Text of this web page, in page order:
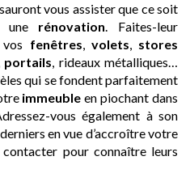
sauront vous assister que ce soit
une rénovation. Faites-leur
fenêtres, volets, stores
portails, rideaux métalliques…
qui se fondent parfaitement
immeuble en piochant dans
vous également à son
en vue d’accroître votre
pour connaître leurs